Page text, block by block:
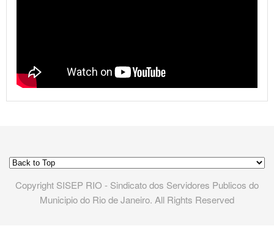
Copyright SISEP RIO - Sindicato dos Servidores Publicos do
Municipio do Rio de Janeiro. All Rights Reserved